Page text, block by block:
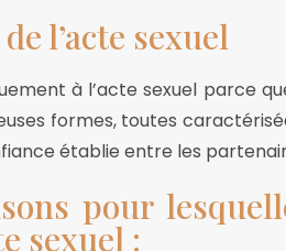
l’acte sexuel
à l’acte sexuel parce
formes, toutes
établie entre les
pour
sexuel :